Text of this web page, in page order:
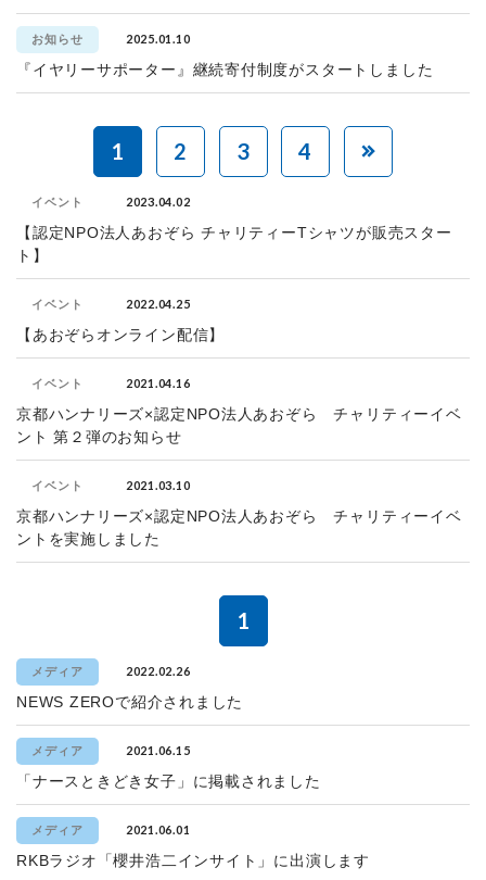
お知らせ 2025.01.10
『イヤリーサポーター』継続寄付制度がスタートしました
1 2 3 4
イベント 2023.04.02
【認定NPO法人あおぞら チャリティーTシャツが販売スター
ト】
イベント 2022.04.25
【あおぞらオンライン配信】
イベント 2021.04.16
京都ハンナリーズ×認定NPO法人あおぞら チャリティーイベ
ント 第２弾のお知らせ
イベント 2021.03.10
京都ハンナリーズ×認定NPO法人あおぞら チャリティーイベ
ントを実施しました
1
メディア 2022.02.26
NEWS ZEROで紹介されました
メディア 2021.06.15
「ナースときどき女子」に掲載されました
メディア 2021.06.01
RKBラジオ「櫻井浩二インサイト」に出演します